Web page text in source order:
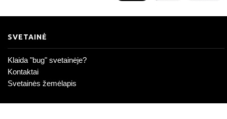
SVETAINĖ
Klaida "bug" svetainėje?
Kontaktai
Svetainės žemėlapis